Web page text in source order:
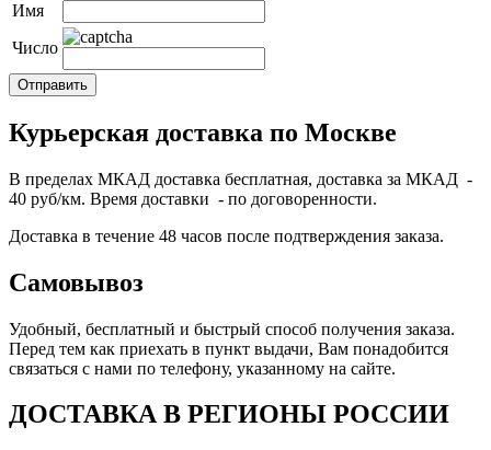
Имя
Число
Курьерская доставка по Москве
В пределах МКАД доставка бесплатная, доставка за МКАД -
40 руб/км. Время доставки - по договоренности.
Доставка в течение 48 часов после подтверждения заказа.
Самовывоз
Удобный, бесплатный и быстрый способ получения заказа.
Перед тем как приехать в пункт выдачи, Вам понадобится
связаться с нами по телефону, указанному на сайте.
ДОСТАВКА В РЕГИОНЫ РОССИИ